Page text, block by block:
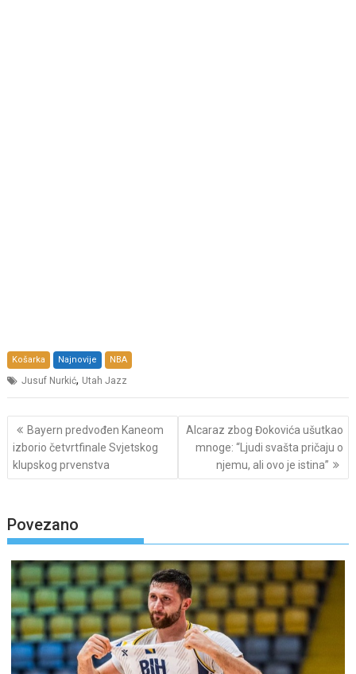
Košarka Najnovije NBA
Jusuf Nurkić, Utah Jazz
Post
navigation
Bayern predvođen Kaneom
izborio četvrtfinale Svjetskog
klupskog prvenstva
Alcaraz zbog Đokovića ušutkao
mnoge: “Ljudi svašta pričaju o
njemu, ali ovo je istina”
Povezano